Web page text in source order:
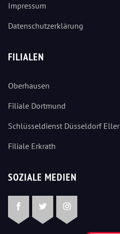
Impressum
Datenschutzerklärung
FILIALEN
Oberhausen
Filiale Dortmund
Schlüsseldienst Düsseldorf Eller
Filiale Erkrath
SOZIALE MEDIEN
FacebookTwitterInstagram